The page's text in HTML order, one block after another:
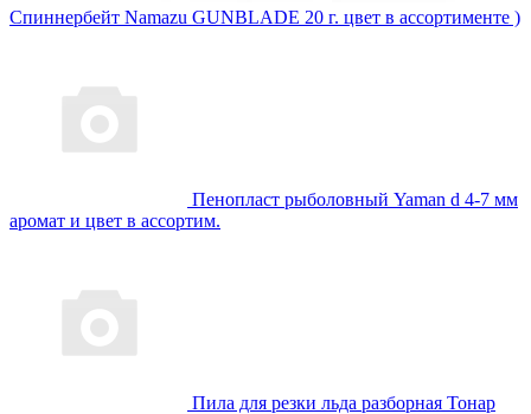
Спиннербейт Namazu GUNBLADE 20 г. цвет в ассортименте )
Пенопласт рыболовный Yaman d 4-7 мм
аромат и цвет в ассортим.
Пила для резки льда разборная Тонар